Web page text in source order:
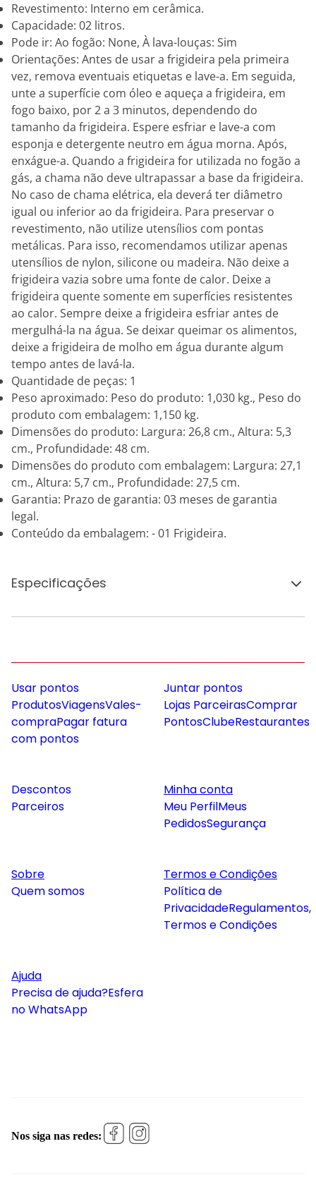
Revestimento: Interno em cerâmica.
Capacidade: 02 litros.
Pode ir: Ao fogão: None, À lava-louças: Sim
Orientações: Antes de usar a frigideira pela primeira
vez, remova eventuais etiquetas e lave-a. Em seguida,
unte a superfície com óleo e aqueça a frigideira, em
fogo baixo, por 2 a 3 minutos, dependendo do
tamanho da frigideira. Espere esfriar e lave-a com
esponja e detergente neutro em água morna. Após,
enxágue-a. Quando a frigideira for utilizada no fogão a
gás, a chama não deve ultrapassar a base da frigideira.
No caso de chama elétrica, ela deverá ter diâmetro
igual ou inferior ao da frigideira. Para preservar o
revestimento, não utilize utensílios com pontas
metálicas. Para isso, recomendamos utilizar apenas
utensílios de nylon, silicone ou madeira. Não deixe a
frigideira vazia sobre uma fonte de calor. Deixe a
frigideira quente somente em superfícies resistentes
ao calor. Sempre deixe a frigideira esfriar antes de
mergulhá-la na água. Se deixar queimar os alimentos,
deixe a frigideira de molho em água durante algum
tempo antes de lavá-la.
Quantidade de peças: 1
Peso aproximado: Peso do produto: 1,030 kg., Peso do
produto com embalagem: 1,150 kg.
Dimensões do produto: Largura: 26,8 cm., Altura: 5,3
cm., Profundidade: 48 cm.
Dimensões do produto com embalagem: Largura: 27,1
cm., Altura: 5,7 cm., Profundidade: 27,5 cm.
Garantia: Prazo de garantia: 03 meses de garantia
legal.
Conteúdo da embalagem: - 01 Frigideira.
Especificações
Usar pontos
ProdutosViagensVales-
compraPagar fatura
com pontos
Juntar pontos
Lojas ParceirasComprar
PontosClubeRestaurantes
Descontos
Parceiros
Minha conta
Meu PerfilMeus
PedidosSegurança
Sobre
Quem somos
Termos e Condições
Política de
PrivacidadeRegulamentos,
Termos e Condições
Ajuda
Precisa de ajuda?Esfera
no WhatsApp
Nos siga nas redes: